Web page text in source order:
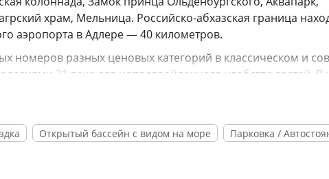
храм, Мельница. Российско-абхазская граница
аэропорта в Адлере — 40 километров.
номеров разных ценовых категорий в классическом и
21 века для непревзойденного удобства гостей. В
горы, а в некоторых номерах предусмотрены открытые
отеля работают бар и ресторан с европейской и
от отеля. Пляж, покрытый галькой, оснащен
Открытый бассейн с видом на море
Парковка /